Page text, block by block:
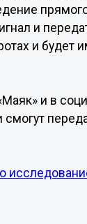
и
и будет
и в